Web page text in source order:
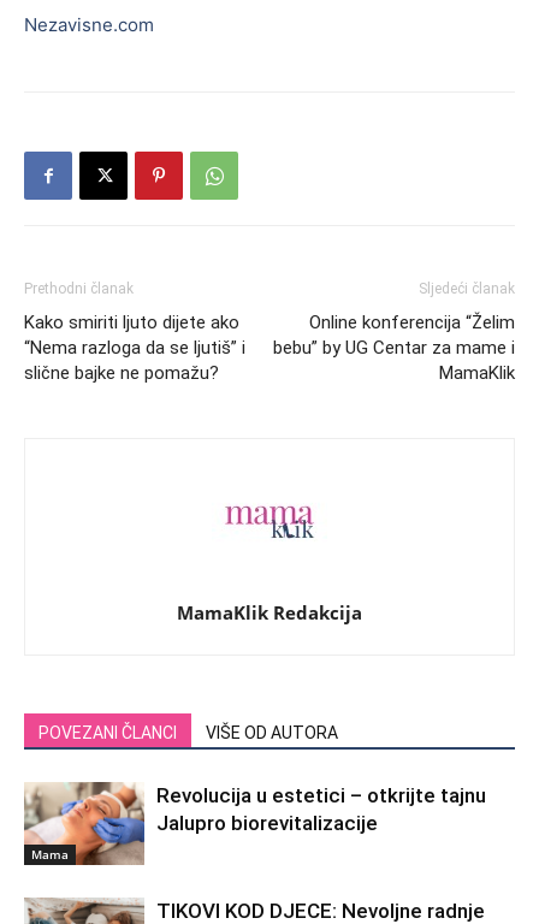
Nezavisne.com
Prethodni članak
Kako smiriti ljuto dijete ako
“Nema razloga da se ljutiš” i
slične bajke ne pomažu?
Sljedeći članak
Online konferencija “Želim
bebu” by UG Centar za mame i
MamaKlik
MamaKlik Redakcija
POVEZANI ČLANCI VIŠE OD AUTORA
Mama
Revolucija u estetici – otkrijte tajnu
Jalupro biorevitalizacije
TIKOVI KOD DJECE: Nevoljne radnje